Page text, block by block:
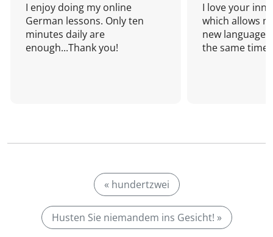
I enjoy doing my online
German lessons. Only ten
minutes daily are
enough...Thank you!
I love your
which allows
new language
the same time!
« hundertzwei
Husten Sie niemandem ins Gesicht! »